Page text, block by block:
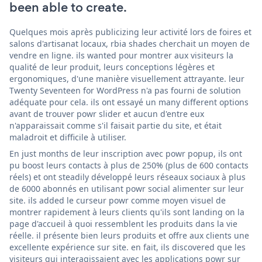
been able to create.
Quelques mois après publicizing leur activité lors de foires et
salons d'artisanat locaux, rbia shades cherchait un moyen de
vendre en ligne. ils wanted pour montrer aux visiteurs la
qualité de leur produit, leurs conceptions légères et
ergonomiques, d'une manière visuellement attrayante. leur
Twenty Seventeen for WordPress n'a pas fourni de solution
adéquate pour cela. ils ont essayé un many different options
avant de trouver powr slider et aucun d'entre eux
n'apparaissait comme s'il faisait partie du site, et était
maladroit et difficile à utiliser.
En just months de leur inscription avec powr popup, ils ont
pu boost leurs contacts à plus de 250% (plus de 600 contacts
réels) et ont steadily développé leurs réseaux sociaux à plus
de 6000 abonnés en utilisant powr social alimenter sur leur
site. ils added le curseur powr comme moyen visuel de
montrer rapidement à leurs clients qu'ils sont landing on la
page d'accueil à quoi ressemblent les produits dans la vie
réelle. il présente bien leurs produits et offre aux clients une
excellente expérience sur site. en fait, ils discovered que les
visiteurs qui interagissaient avec les applications powr sur